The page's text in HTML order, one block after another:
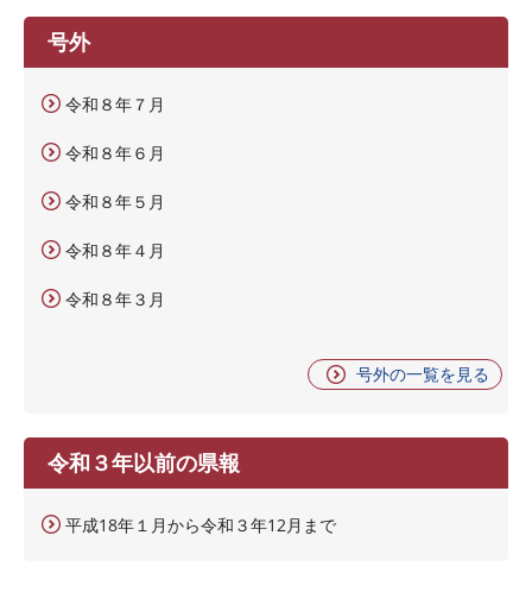
号外
令和８年７月
令和８年６月
令和８年５月
令和８年４月
令和８年３月
号外の一覧を見る
令和３年以前の県報
平成18年１月から令和３年12月まで